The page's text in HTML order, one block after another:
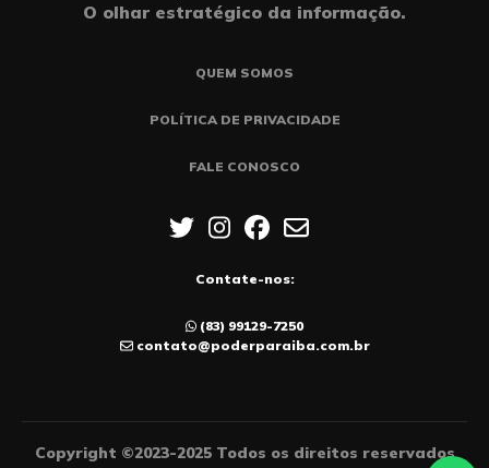
O olhar estratégico da informação.
QUEM SOMOS
POLÍTICA DE PRIVACIDADE
FALE CONOSCO
Contate-nos:
(83) 99129-7250
contato@poderparaiba.com.br
Copyright ©2023-2025 Todos os direitos reservados